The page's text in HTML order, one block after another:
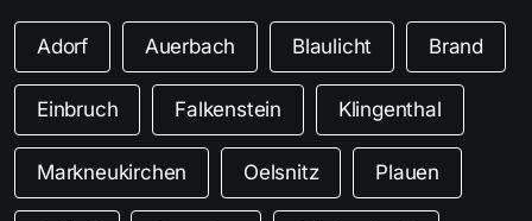
Adorf Auerbach Blaulicht Brand
Einbruch Falkenstein Klingenthal
Markneukirchen Oelsnitz Plauen